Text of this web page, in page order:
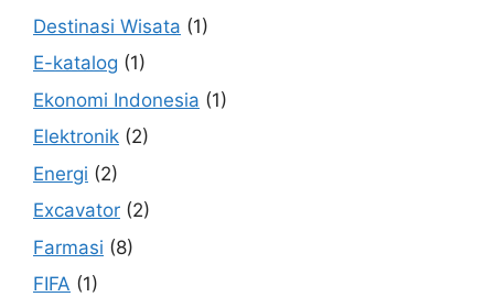
Destinasi Wisata (1)
E-katalog (1)
Ekonomi Indonesia (1)
Elektronik (2)
Energi (2)
Excavator (2)
Farmasi (8)
FIFA (1)